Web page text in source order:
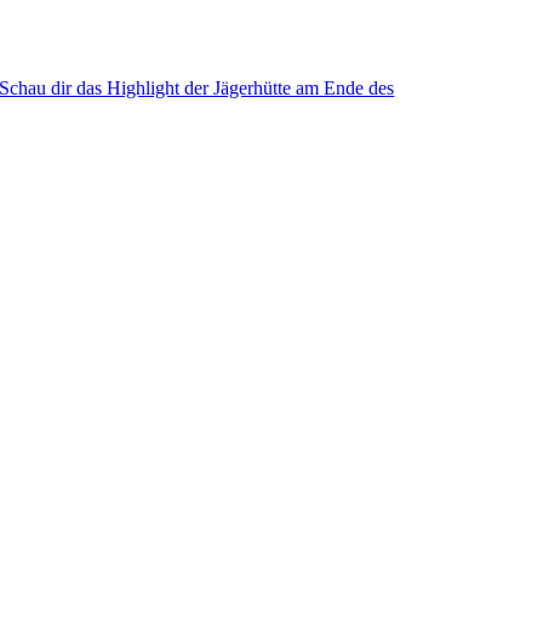
Schau dir das Highlight der Jägerhütte am Ende des